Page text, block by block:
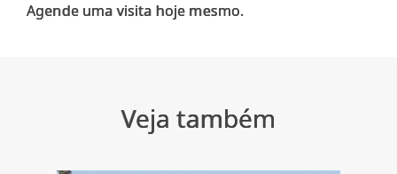
Veja também